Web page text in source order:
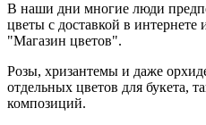
В наши дни многие люди
цветы с доставкой в
"Магазин цветов".
Розы, хризантемы и даже
отдельных цветов для букета,
композиций.